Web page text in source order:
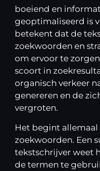
boeiend en
geoptimaliseerd is
betekent dat de
zoekwoorden en
om ervoor te
scoort in
organisch verkeer
genereren en de
vergroten.
Het begint
zoekwoorden. Een
tekstschrijver weet
de termen te